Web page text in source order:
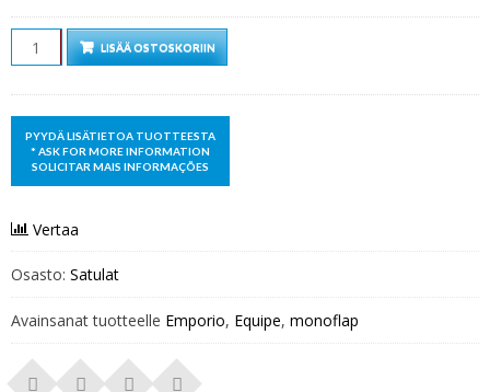
Määrä LISÄÄ OSTOSKORIIN
Vertaa
Osasto: Satulat
Avainsanat tuotteelle Emporio, Equipe, monoflap